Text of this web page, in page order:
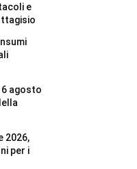
e
6 agosto
2026,
per i